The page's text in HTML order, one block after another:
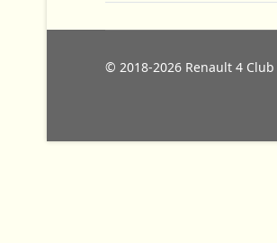
© 2018-2026 Renault 4 Club